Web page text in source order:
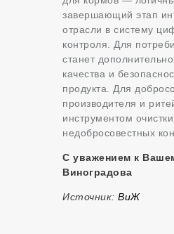
завершающий этап
отрасли в систему
контроля. Для
станет
качества и
продукта. Для
производителя и
инструментом
недобросовестных
С уважением к
Виноградова
Источник: ВиЖ